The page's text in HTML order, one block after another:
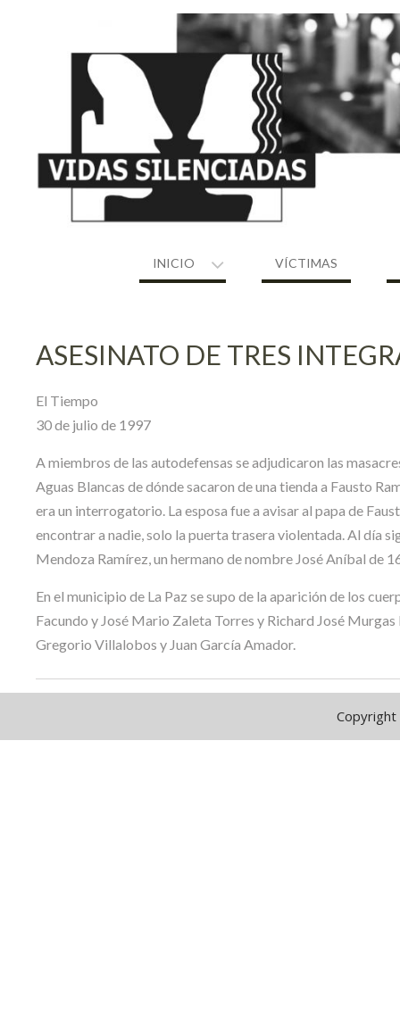
INICIO VÍCTIMAS
ASESINATO DE TRES
El Tiempo
30 de julio de 1997
A miembros de las autodefensas se adjudicaron las
Aguas Blancas de dónde sacaron de una tienda a Fausto
era un interrogatorio. La esposa fue a avisar al papa de
encontrar a nadie, solo la puerta trasera violentada. Al día
Mendoza Ramírez, un hermano de nombre José Aníbal de
En el municipio de La Paz se supo de la aparición de los
Facundo y José Mario Zaleta Torres y Richard José
Gregorio Villalobos y Juan García Amador.
Copyright